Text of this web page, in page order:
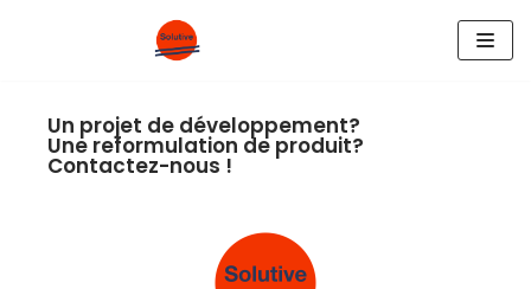
contenu
Un projet de développement?
Une reformulation de produit?
Contactez-nous !